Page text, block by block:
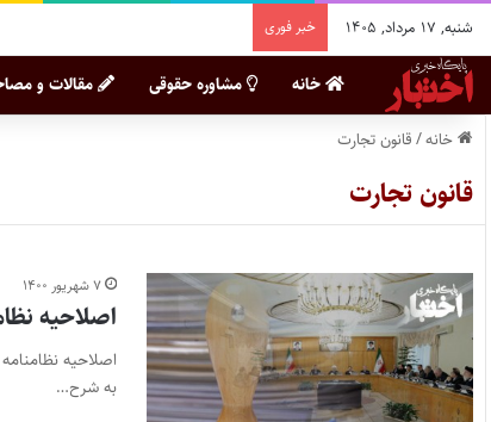
شنبه, ۱۷ مرداد, ۱۴۰۵ خبر فوری
خانه مشاوره حقوقی مقالات و
خانه/قانون تجارت
قانون تجارت
۷ شهریور ۱۴۰۰
اصلاحیه نظامنامه
به شرح…